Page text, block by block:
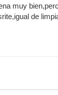
muy
de